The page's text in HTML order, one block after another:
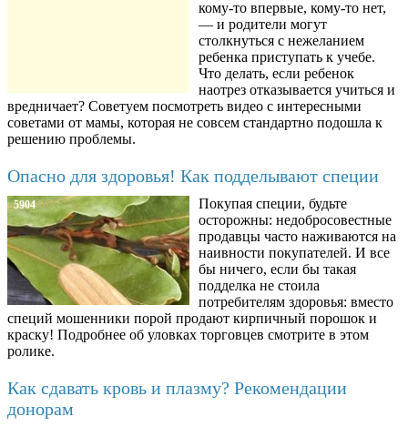
кому-то впервые, кому-то нет,
— и родители могут
столкнуться с нежеланием
ребенка приступать к учебе.
Что делать, если ребенок
наотрез отказывается учиться и
вредничает? Советуем посмотреть видео с интересными
советами от мамы, которая не совсем стандартно подошла к
решению проблемы.
Опасно для здоровья! Как подделывают специи
5904
Покупая специи, будьте
осторожны: недобросовестные
продавцы часто наживаются на
наивности покупателей. И все
бы ничего, если бы такая
подделка не стоила
потребителям здоровья: вместо
специй мошенники порой продают кирпичный порошок и
краску! Подробнее об уловках торговцев смотрите в этом
ролике.
Как сдавать кровь и плазму? Рекомендации
донорам